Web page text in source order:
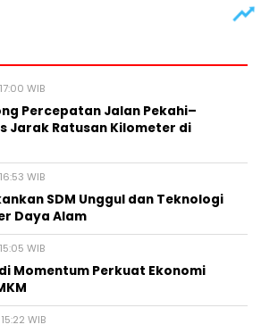
WIB
Percepatan Jalan Pekahi–
Jarak Ratusan Kilometer di
WIB
SDM Unggul dan Teknologi
Daya Alam
WIB
Momentum Perkuat Ekonomi
WIB